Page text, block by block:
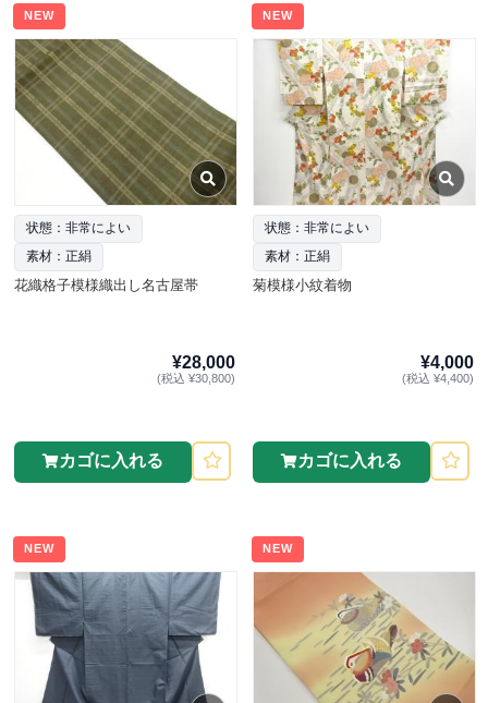
NEW
状態：非常によい
素材：正絹
花織格子模様織出し名古屋帯
¥28,000
(税込 ¥30,800)
カゴに入れる
NEW
状態：非常によい
素材：正絹
菊模様小紋着物
¥4,000
(税込 ¥4,400)
カゴに入れる
NEW NEW